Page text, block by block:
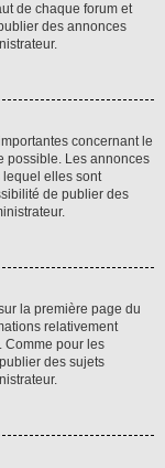
de chaque forum et
des annonces
concernant le
possible. Les annonces
elles sont
de publier des
la première page du
relativement
Comme pour les
des sujets